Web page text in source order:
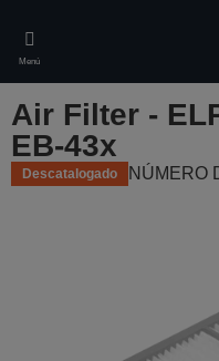
main
content
Menú
Air Filter -
EB-43x
Descatalogado NÚMERO